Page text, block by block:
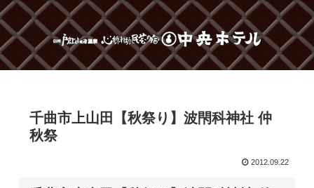
千曲市上山田【秋祭り】波閇科神社 仲
秋祭
2012.09.22